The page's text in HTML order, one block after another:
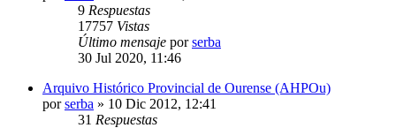
9 Respuestas
17757 Vistas
Último mensaje porserba
30 Jul 2020, 11:46
Arquivo Histórico Provincial de Ourense (AHPOu)
porserba » 10 Dic 2012, 12:41
31 Respuestas